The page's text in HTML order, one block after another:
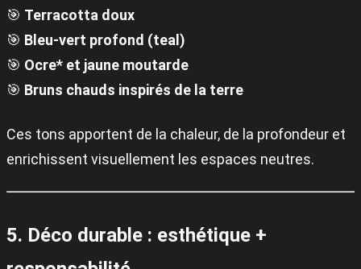
🎯 Terracotta doux
🎯 Bleu-vert profond (teal)
🎯 Ocre* et jaune moutarde
🎯 Bruns chauds inspirés de la terre
Ces tons apportent de la chaleur, de la profondeur et
enrichissent visuellement les espaces neutres.
5. Déco durable : esthétique +